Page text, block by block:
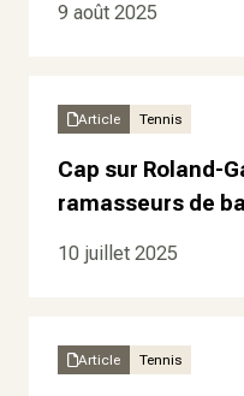
9 août 2025
Article Tennis
Cap sur Roland-
ramasseurs de
10 juillet 2025
Article Tennis